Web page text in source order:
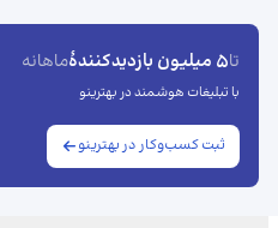
تا5 میلیون بازدیدکنندهٔ ماهانه
با تبلیغات هوشمند در بهترینو
ثبت کسب‌وکار در بهترینو